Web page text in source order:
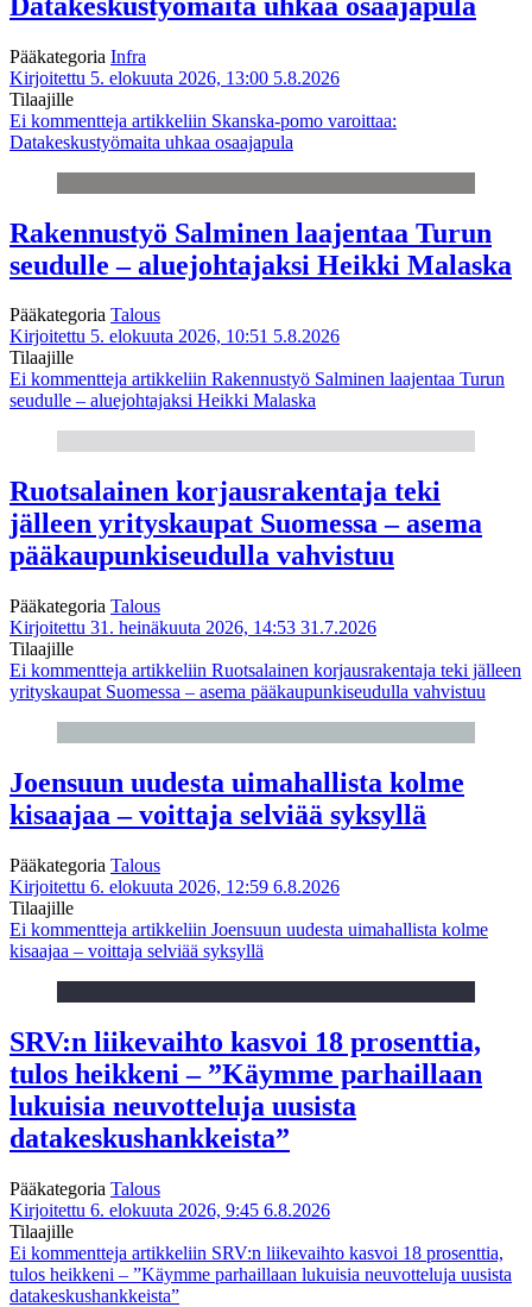
Pääkategoria Infra
Kirjoitettu 5. elokuuta 2026, 13:00 5.8.2026
Tilaajille
Ei kommentteja artikkeliin Skanska-pomo varoittaa:
Datakeskustyömaita uhkaa osaajapula
Rakennustyö Salminen laajentaa Turun
seudulle – aluejohtajaksi Heikki Malaska
Pääkategoria Talous
Kirjoitettu 5. elokuuta 2026, 10:51 5.8.2026
Tilaajille
Ei kommentteja artikkeliin Rakennustyö Salminen laajentaa Turun
seudulle – aluejohtajaksi Heikki Malaska
Ruotsalainen korjausrakentaja teki
jälleen yrityskaupat Suomessa – asema
pääkaupunkiseudulla vahvistuu
Pääkategoria Talous
Kirjoitettu 31. heinäkuuta 2026, 14:53 31.7.2026
Tilaajille
Ei kommentteja artikkeliin Ruotsalainen korjausrakentaja teki jälleen
yrityskaupat Suomessa – asema pääkaupunkiseudulla vahvistuu
Joensuun uudesta uimahallista kolme
kisaajaa – voittaja selviää syksyllä
Pääkategoria Talous
Kirjoitettu 6. elokuuta 2026, 12:59 6.8.2026
Tilaajille
Ei kommentteja artikkeliin Joensuun uudesta uimahallista kolme
kisaajaa – voittaja selviää syksyllä
SRV:n liikevaihto kasvoi 18 prosenttia,
tulos heikkeni – ”Käymme parhaillaan
lukuisia neuvotteluja uusista
datakeskushankkeista”
Pääkategoria Talous
Kirjoitettu 6. elokuuta 2026, 9:45 6.8.2026
Tilaajille
Ei kommentteja artikkeliin SRV:n liikevaihto kasvoi 18 prosenttia,
tulos heikkeni – ”Käymme parhaillaan lukuisia neuvotteluja uusista
datakeskushankkeista”